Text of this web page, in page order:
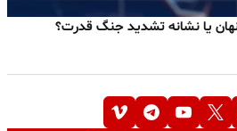
یا نشانه تشدید جنگ قدرت؟